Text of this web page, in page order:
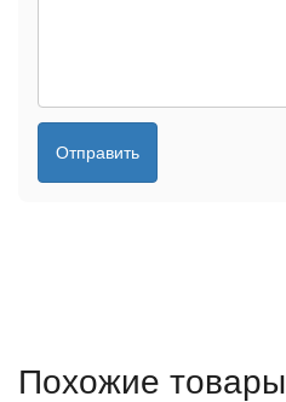
Отправить
Похожие товары